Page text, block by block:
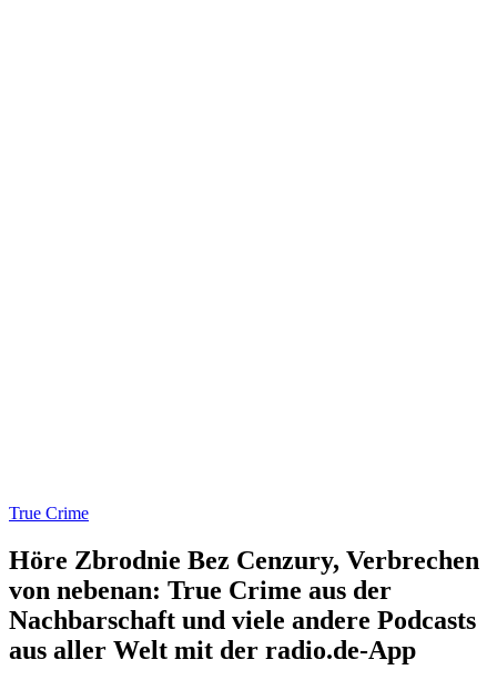
True Crime
Höre Zbrodnie Bez Cenzury, Verbrechen
von nebenan: True Crime aus der
Nachbarschaft und viele andere Podcasts
aus aller Welt mit der radio.de-App